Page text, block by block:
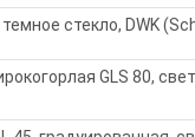
стекло, DWK
GLS 80,